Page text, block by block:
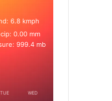
6.8 kmph
0.00 mm
999.4 mb
TUE WED